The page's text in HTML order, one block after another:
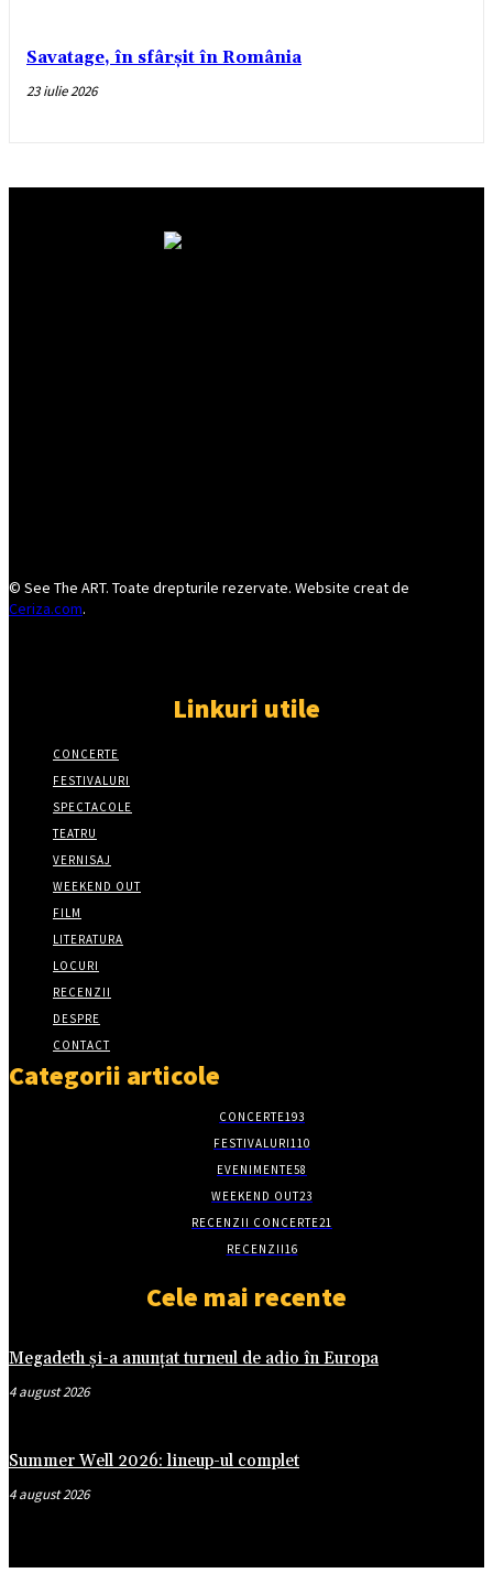
Savatage, în sfârșit în România
23 iulie 2026
© See The ART. Toate drepturile rezervate. Website creat de
Ceriza.com.
Linkuri utile
CONCERTE
FESTIVALURI
SPECTACOLE
TEATRU
VERNISAJ
WEEKEND OUT
FILM
LITERATURA
LOCURI
RECENZII
DESPRE
CONTACT
Categorii articole
CONCERTE193
FESTIVALURI110
EVENIMENTE58
WEEKEND OUT23
RECENZII CONCERTE21
RECENZII16
Cele mai recente
Megadeth și-a anunțat turneul de adio în Europa
4 august 2026
Summer Well 2026: lineup-ul complet
4 august 2026